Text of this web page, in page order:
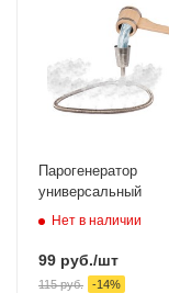
Парогенератор
универсальный
Нет в наличии
99 руб./шт
115руб. -14%